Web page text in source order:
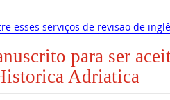
esses serviços de revisão de
para ser
Adriatica